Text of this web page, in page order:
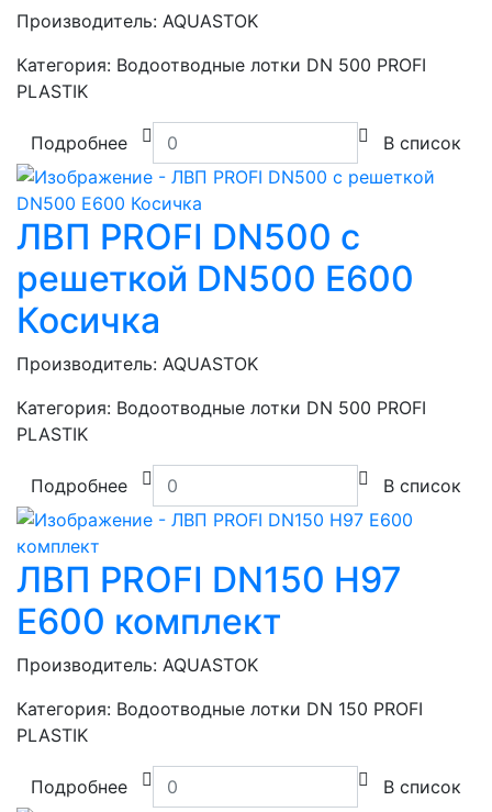
Производитель: AQUASTOK
Категория: Водоотводные лотки DN 500 PROFI
PLASTIK
Подробнее В список
ЛВП PROFI DN500 с
решеткой DN500 E600
Косичка
Производитель: AQUASTOK
Категория: Водоотводные лотки DN 500 PROFI
PLASTIK
Подробнее В список
ЛВП PROFI DN150 H97
E600 комплект
Производитель: AQUASTOK
Категория: Водоотводные лотки DN 150 PROFI
PLASTIK
Подробнее В список